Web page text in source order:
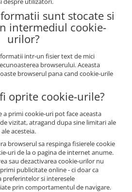
sunt stocate si
intermediul cookie-
urilor?
intr-un fisier text de mici
browserului. Aceasta
browserul pana cand cookie-urile
oprite cookie-urile?
a primi cookie-uri pot face aceasta
vizitat, atragand dupa sine limitari ale
acesteia.
browserul sa respinga fisierele cookie
uri de la o pagina de internet anume.
sau dezactivarea cookie-urilor nu
publicitate online - ci doar ca
preferintelor si interesele
prin comportamentul de navigare.